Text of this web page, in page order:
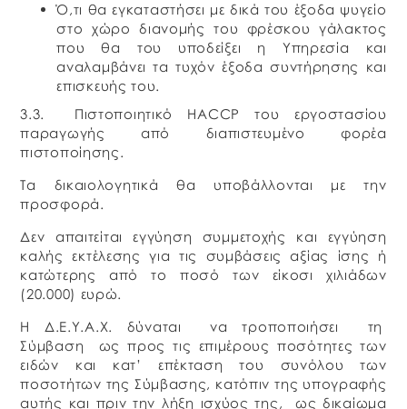
Ό,τι θα εγκαταστήσει με δικά του έξοδα ψυγείο
στο χώρο διανομής του φρέσκου γάλακτος
που θα του υποδείξει η Υπηρεσία και
αναλαμβάνει τα τυχόν έξοδα συντήρησης και
επισκευής του.
3.3. Πιστοποιητικό HACCP του εργοστασίου
παραγωγής από διαπιστευμένο φορέα
πιστοποίησης.
Τα δικαιολογητικά θα υποβάλλονται με την
προσφορά.
Δεν απαιτείται εγγύηση συμμετοχής και εγγύηση
καλής εκτέλεσης για τις συμβάσεις αξίας ίσης ή
κατώτερης από το ποσό των είκοσι χιλιάδων
(20.000) ευρώ.
Η Δ.Ε.Υ.Α.Χ. δύναται να τροποποιήσει τη
Σύμβαση ως προς τις επιμέρους ποσότητες των
ειδών και κατ’ επέκταση του συνόλου των
ποσοτήτων της Σύμβασης, κατόπιν της υπογραφής
αυτής και πριν την λήξη ισχύος της, ως δικαίωμα